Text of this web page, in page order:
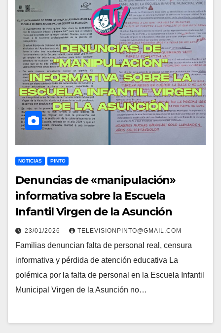
NOTICIAS PINTO
Denuncias de «manipulación»
informativa sobre la Escuela
Infantil Virgen de la Asunción
23/01/2026 TELEVISIONPINTO@GMAIL.COM
Familias denuncian falta de personal real, censura
informativa y pérdida de atención educativa La
polémica por la falta de personal en la Escuela Infantil
Municipal Virgen de la Asunción no…